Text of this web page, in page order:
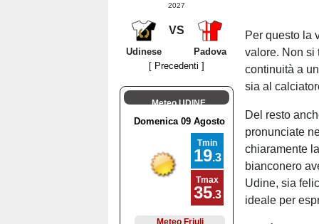
2027
VS
Udinese
Padova
[ Precedenti ]
Meteo UDINE
Per questo la
valore. Non si
continuità a
sia al
Del resto
pronunciate
chiaramente
bianconero
Udine, sia
ideale per